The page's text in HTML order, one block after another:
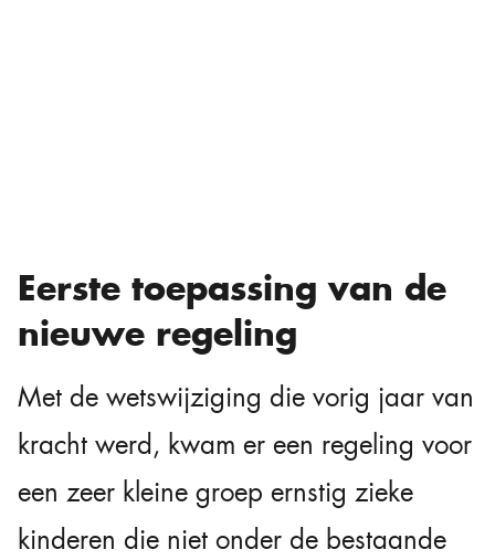
Eerste toepassing van de
nieuwe regeling
Met de wetswijziging die vorig jaar van
kracht werd, kwam er een regeling voor
een zeer kleine groep ernstig zieke
kinderen die niet onder de bestaande